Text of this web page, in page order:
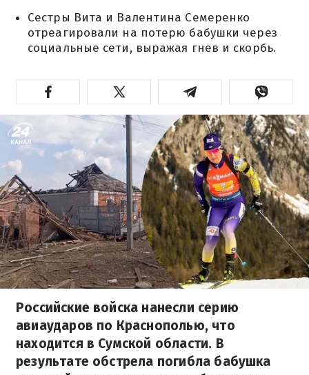
Сестры Вита и Валентина Семеренко
отреагировали на потерю бабушки через
социальные сети, выражая гнев и скорбь.
Российские войска нанесли серию
авиаударов по Краснополью, что
находится в Сумской области. В
результате обстрела погибла бабушка